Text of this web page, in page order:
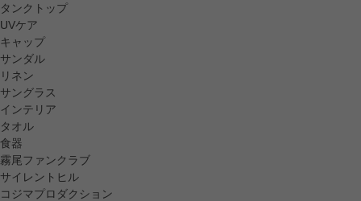
タンクトップ
UVケア
キャップ
サンダル
リネン
サングラス
インテリア
タオル
食器
霧尾ファンクラブ
サイレントヒル
コジマプロダクション